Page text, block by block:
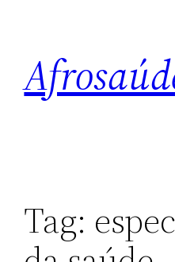
conteúdo
Tag: